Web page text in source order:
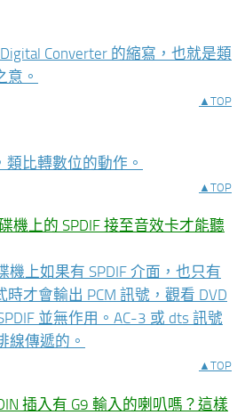
Converter 的縮寫，也就是類
。
▲TOP
類比轉數位的動作。
▲TOP
機上的 SPDIF 接至音效卡才能聽
機上如果有 SPDIF 介面，也只有
才會輸出 PCM 訊號，觀看 DVD
並無作用。AC-3 或 dts 訊號
線傳遞的。
▲TOP
插入有 G9 輸入的喇叭嗎？這樣